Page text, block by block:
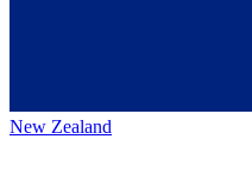
New Zealand